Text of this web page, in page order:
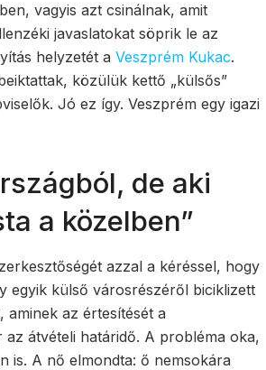
vagyis azt csinálnak, amit
javaslatokat söprik le az
helyzetét a Veszprém Kukac.
közülük kettő „külsős”
Jó ez így. Veszprém egy igazi
de aki
a közelben”
azzal a kéréssel, hogy
egyik külső városrészéről biciklizett
az értesítését a
átvételi határidő. A probléma oka,
is. A nő elmondta: ő nemsokára